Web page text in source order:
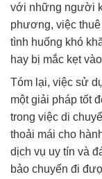
với những người
phương, việc
tình huống khó
hay bị mắc kẹt
Tóm lại, việc sử
một giải pháp tốt
trong việc di
thoải mái cho
dịch vụ uy tín và
bảo chuyến đi